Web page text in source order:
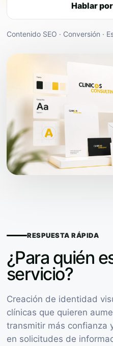
Hablar
Contenido SEO · Conversión ·
RESPUESTA RÁPIDA
¿Para quién
servicio?
Creación de identidad
clínicas que quieren
transmitir más confianza
en solicitudes de